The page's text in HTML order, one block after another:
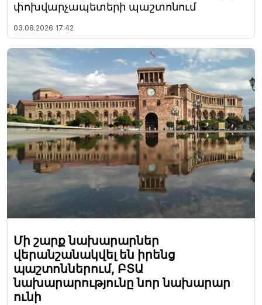
փոխվարչապետերի պաշտոնում
03.08.2026 17:42
Մի շարք նախարարներ
վերանշանակվել են իրենց
պաշտոններում, ԲՏԱ
նախարարությունը նոր նախարար
ունի